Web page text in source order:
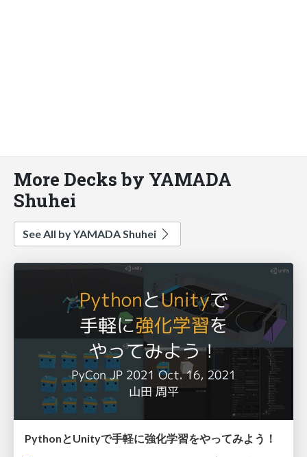
More Decks by YAMADA
Shuhei
See All by YAMADA Shuhei
PythonとUnityで手軽に強化学習をやってみよう！